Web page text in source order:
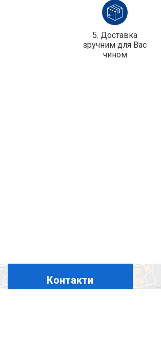
5. Доставка
зручним для Вас
чином
Контакти